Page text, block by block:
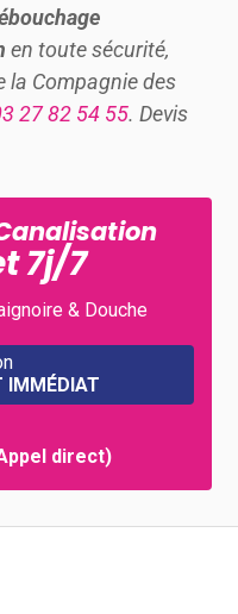
en toute sécurité,
la Compagnie des
27 82 54 55. Devis
7j/7
& Douche
IMMÉDIAT
direct)